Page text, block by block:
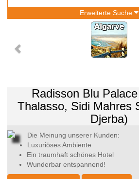
Erweiterte Suche
Radisson Blu
Thalasso, Sidi Mahres
Djerba)
Die Meinung unserer Kunden:
Luxuriöses Ambiente
Ein traumhaft schönes Hotel
Wunderbar entspannend!